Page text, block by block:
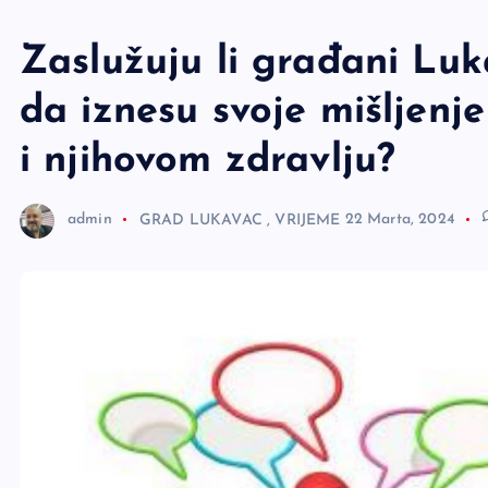
Zaslužuju li građani
da iznesu svoje
i njihovom zdravlju?
admin GRAD LUKAVAC ,VRIJEME 22 Marta, 2024